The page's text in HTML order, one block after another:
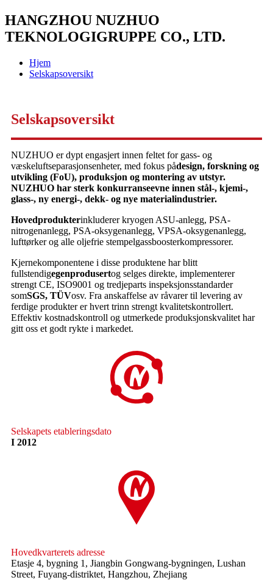
HANGZHOU NUZHUO
TEKNOLOGIGRUPPE CO., LTD.
Hjem
Selskapsoversikt
Selskapsoversikt
NUZHUO er dypt engasjert innen feltet for gass- og
væskeluftseparasjonsenheter, med fokus pådesign, forskning og
utvikling (FoU), produksjon og montering av utstyr.
NUZHUO har sterk konkurranseevne innen stål-, kjemi-,
glass-, ny energi-, dekk- og nye materialindustrier.
Hovedprodukterinkluderer kryogen ASU-anlegg, PSA-
nitrogenanlegg, PSA-oksygenanlegg, VPSA-oksygenanlegg,
lufttørker og alle oljefrie stempelgassboosterkompressorer.
Kjernekomponentene i disse produktene har blitt
fullstendigegenprodusertog selges direkte, implementerer
strengt CE, ISO9001 og tredjeparts inspeksjonsstandarder
somSGS, TÜVosv. Fra anskaffelse av råvarer til levering av
ferdige produkter er hvert trinn strengt kvalitetskontrollert.
Effektiv kostnadskontroll og utmerkede produksjonskvalitet har
gitt oss et godt rykte i markedet.
Selskapets etableringsdato
I 2012
Hovedkvarterets adresse
Etasje 4, bygning 1, Jiangbin Gongwang-bygningen, Lushan
Street, Fuyang-distriktet, Hangzhou, Zhejiang